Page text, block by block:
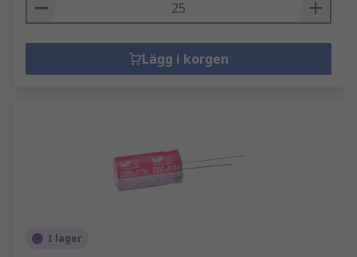
Lägg i korgen
I lager